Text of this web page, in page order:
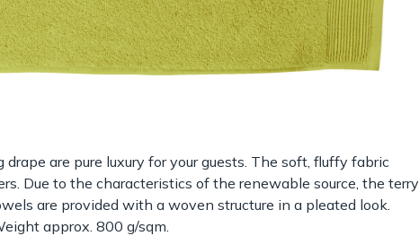
are pure luxury for your guests. The soft, fluffy fabric
Due to the characteristics of the renewable source, the terry
are provided with a woven structure in a pleated look.
approx. 800 g/sqm.